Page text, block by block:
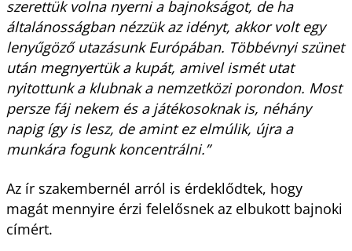
szerettük volna nyerni a bajnokságot, de ha
általánosságban nézzük az idényt, akkor volt egy
lenyűgöző utazásunk Európában. Többévnyi szünet
után megnyertük a kupát, amivel ismét utat
nyitottunk a klubnak a nemzetközi porondon. Most
persze fáj nekem és a játékosoknak is, néhány
napig így is lesz, de amint ez elmúlik, újra a
munkára fogunk koncentrálni.”
Az ír szakembernél arról is érdeklődtek, hogy
magát mennyire érzi felelősnek az elbukott bajnoki
címért.